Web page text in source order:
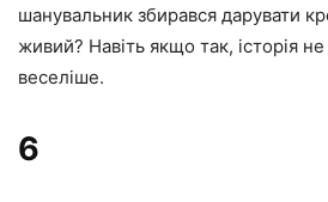
шанувальник збирався дарувати
живий? Навіть якщо так, історія не
веселіше.
6